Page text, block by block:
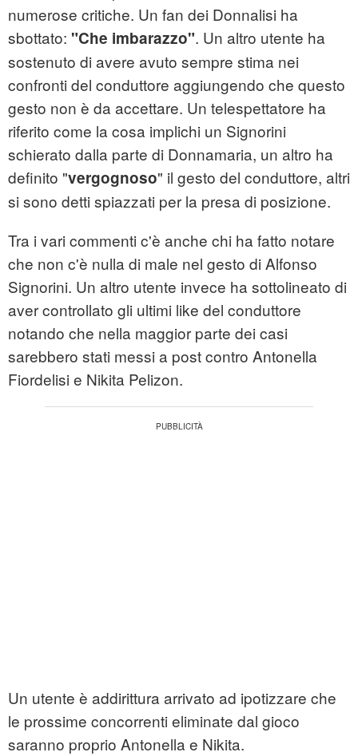
numerose critiche. Un fan dei Donnalisi ha
sbottato: "Che imbarazzo". Un altro utente ha
sostenuto di avere avuto sempre stima nei
confronti del conduttore aggiungendo che questo
gesto non è da accettare. Un telespettatore ha
riferito come la cosa implichi un Signorini
schierato dalla parte di Donnamaria, un altro ha
definito "vergognoso" il gesto del conduttore, altri
si sono detti spiazzati per la presa di posizione.
Tra i vari commenti c'è anche chi ha fatto notare
che non c'è nulla di male nel gesto di Alfonso
Signorini. Un altro utente invece ha sottolineato di
aver controllato gli ultimi like del conduttore
notando che nella maggior parte dei casi
sarebbero stati messi a post contro Antonella
Fiordelisi e Nikita Pelizon.
Un utente è addirittura arrivato ad ipotizzare che
le prossime concorrenti eliminate dal gioco
saranno proprio Antonella e Nikita.